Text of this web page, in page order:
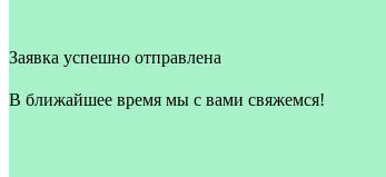
Заявка успешно отправлена
В ближайшее время мы с вами свяжемся!